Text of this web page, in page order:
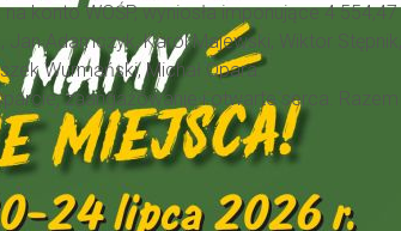
konto WOŚP, wyniosła imponujące 4 554,47
Jan Adamczyk, Karol Majewski, Wiktor
Wurmański, Michał Opara.
zaangażowanie i otwarte serca. Razem